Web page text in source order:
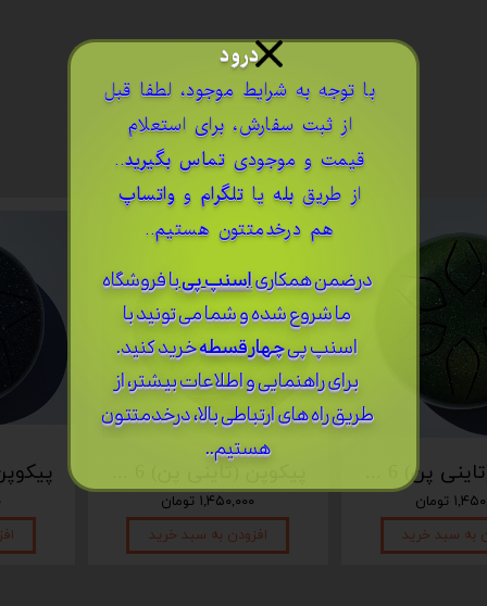
۱,۴۵۰,۰۰۰ تومان
افزودن به سبد خرید
تومان
به سبد خرید
درود
​با توجه به شرایط موجود، لطفا قبل
از ثبت سفارش، برای استعلام
قیمت و موجودیتماس بگیرید..
از طریق بله یا تلگرام وواتساپ
هم درخدمتتون هستیم..
درضمن ​همکاریاسنپ پیبا فروشگاه
ما شروع شده و شما می تونید با
اسنپ پیچهار قسطهخرید کنید.
برای راهنمایی و اطلاعات بیشتر، از
طریق راه های ارتباطی بالا، درخدمتتون
هستیم..